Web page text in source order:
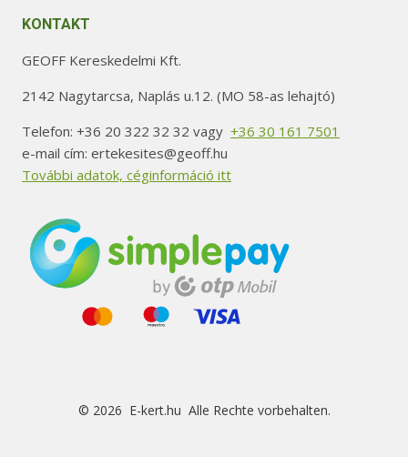
KONTAKT
GEOFF Kereskedelmi Kft.
2142 Nagytarcsa, Naplás u.12. (MO 58-as lehajtó)
Telefon: +36 20 322 32 32 vagy +36 30 161 7501
e-mail cím: ertekesites@geoff.hu
További adatok, céginformáció itt
© 2026 E-kert.hu Alle Rechte vorbehalten.